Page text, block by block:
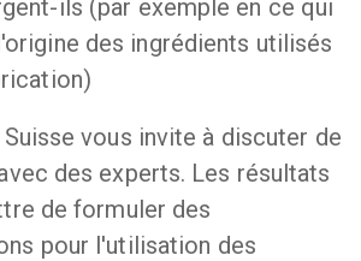
ils (par exemple en ce qui
des ingrédients utilisés
vous invite à discuter de
des experts. Les résultats
de formuler des
pour l'utilisation des